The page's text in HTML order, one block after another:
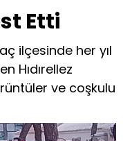
Etti
ilçesinde her yıl
Hıdırellez
ve coşkulu